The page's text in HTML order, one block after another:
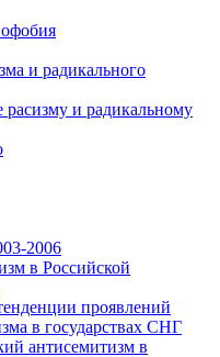
и радикального
расизму и радикальному
2006
в Российской
проявлений
в государствах СНГ
антисемитизм в